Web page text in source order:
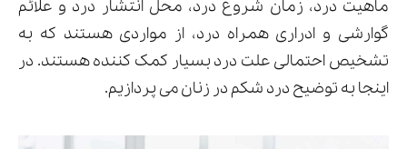
ماهیت درد، زمان شروع درد، محل انتشار درد و علائم
گوارشی و ادراری همراه درد، از مواردی هستند که به
تشخیص احتمالی علت درد بسیار کمک کننده هستند. در
اینجا به توضیح درد شکم در زنان می پردازیم.
قدرت گرفته از همیارسیستم